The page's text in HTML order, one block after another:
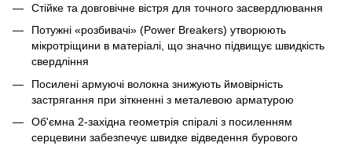
Стійке та довговічне вістря для точного засвердлювання
Потужні «розбивачі» (Power Breakers) утворюють
мікротріщини в матеріалі, що значно підвищує швидкість
свердління
Посилені армуючі волокна знижують ймовірність
застрягання при зіткненні з металевою арматурою
Об'ємна 2-західна геометрія спіралі з посиленням
серцевини забезпечує швидке відведення бурового